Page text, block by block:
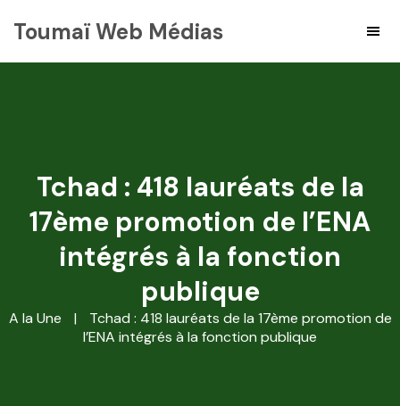
Toumaï Web Médias
Tchad : 418 lauréats de la
17ème promotion de l’ENA
intégrés à la fonction
publique
A la Une |
Tchad : 418 lauréats de la 17ème promotion de
l’ENA intégrés à la fonction publique